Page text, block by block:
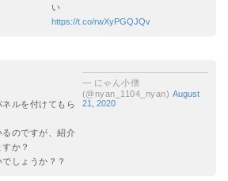
い
https://t.co/rwXyPGQJQv
ルを付けてもら
のですが、紹介
か？
しょうか？？
— にゃん小僧
(@nyan_1104_nyan) August
21, 2020